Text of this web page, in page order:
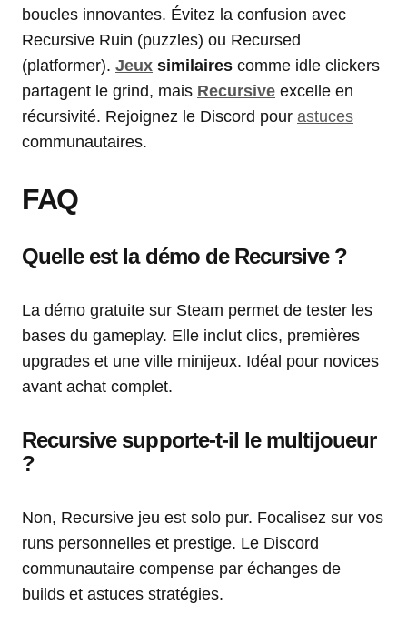
boucles innovantes. Évitez la confusion avec
Recursive Ruin (puzzles) ou Recursed
(platformer). Jeux similaires comme idle clickers
partagent le grind, mais Recursive excelle en
récursivité. Rejoignez le Discord pour astuces
communautaires.
FAQ
Quelle est la démo de Recursive ?
La démo gratuite sur Steam permet de tester les
bases du gameplay. Elle inclut clics, premières
upgrades et une ville minijeux. Idéal pour novices
avant achat complet.
Recursive supporte-t-il le multijoueur
?
Non, Recursive jeu est solo pur. Focalisez sur vos
runs personnelles et prestige. Le Discord
communautaire compense par échanges de
builds et astuces stratégies.